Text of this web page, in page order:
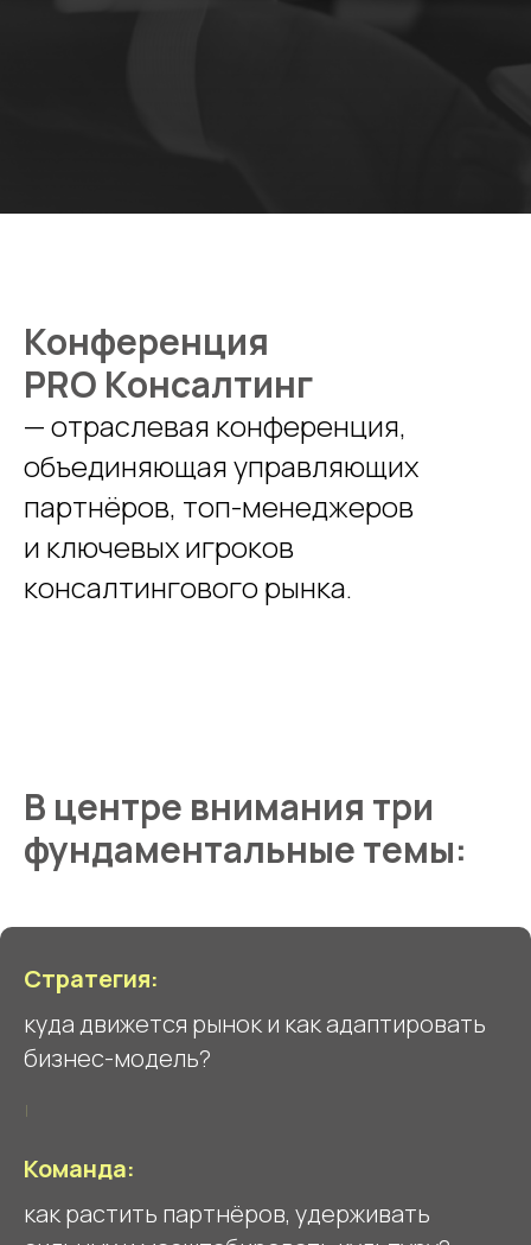
Конференция
PRO Консалтинг
— отраслевая конференция,
объединяющая управляющих
партнёров, топ-менеджеров
и ключевых игроков
консалтингового рынка.
В центре внимания три
фундаментальные темы:
Стратегия:
куда движется рынок и как адаптировать
бизнес-модель?
Команда:
как растить партнёров, удерживать